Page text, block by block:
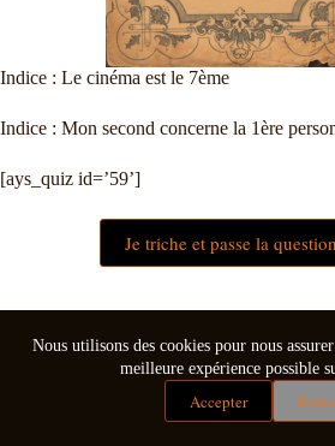
Nous utilisons des cookies pour nous
meilleure expérience possible
Accepter
Indice : Le cinéma est le 7ème
Indice : Mon second concerne la 1ère
[ays_quiz id=’59’]
Je triche et passe la
Mentions légales
Conditions